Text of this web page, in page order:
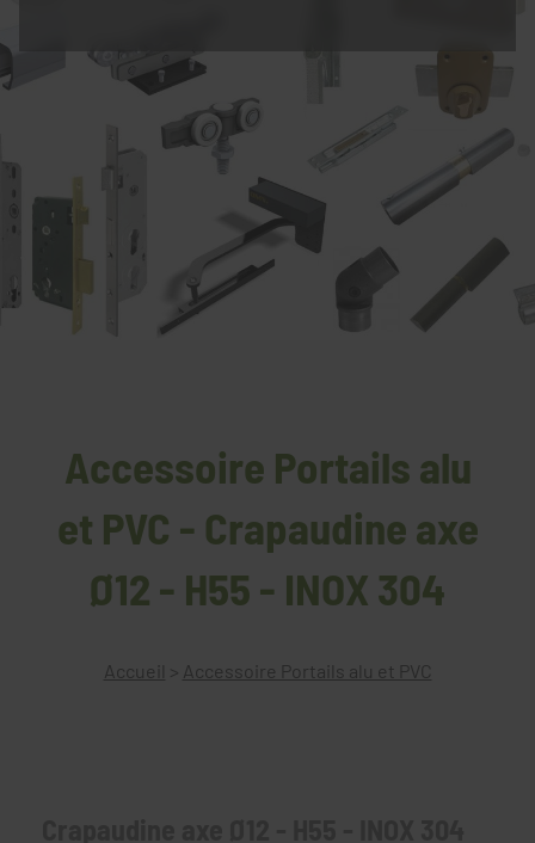
Accessoire Portails alu
et PVC - Crapaudine axe
Ø12 - H55 - INOX 304
Accueil > Accessoire Portails alu et PVC